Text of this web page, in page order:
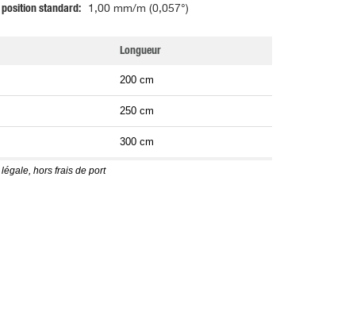
position standard 1,00 mm/m (0,057°)
Longueur
200 cm
250 cm
300 cm
hors frais de port